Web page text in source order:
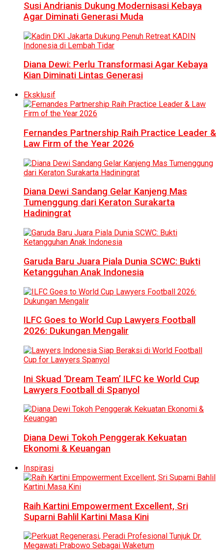
Susi Andrianis Dukung Modernisasi Kebaya
Agar Diminati Generasi Muda
Diana Dewi: Perlu Transformasi Agar Kebaya
Kian Diminati Lintas Generasi
Eksklusif
Fernandes Partnership Raih Practice Leader &
Law Firm of the Year 2026
Diana Dewi Sandang Gelar Kanjeng Mas
Tumenggung dari Keraton Surakarta
Hadiningrat
Garuda Baru Juara Piala Dunia SCWC: Bukti
Ketangguhan Anak Indonesia
ILFC Goes to World Cup Lawyers Football
2026: Dukungan Mengalir
Ini Skuad ‘Dream Team’ ILFC ke World Cup
Lawyers Football di Spanyol
Diana Dewi Tokoh Penggerak Kekuatan
Ekonomi & Keuangan
Inspirasi
Raih Kartini Empowerment Excellent, Sri
Suparni Bahlil Kartini Masa Kini